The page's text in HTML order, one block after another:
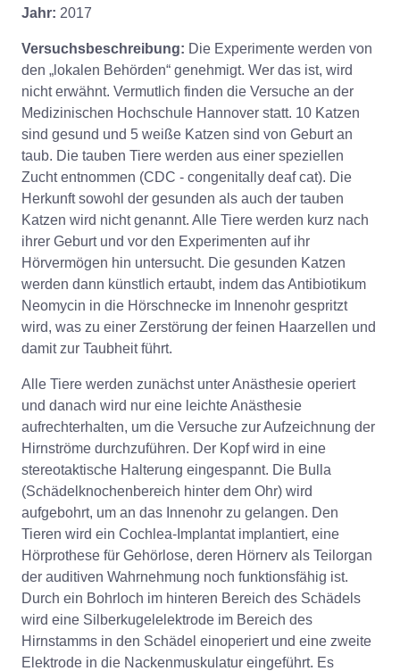
Jahr: 2017
Versuchsbeschreibung: Die Experimente werden von
den „lokalen Behörden“ genehmigt. Wer das ist, wird
nicht erwähnt. Vermutlich finden die Versuche an der
Medizinischen Hochschule Hannover statt. 10 Katzen
sind gesund und 5 weiße Katzen sind von Geburt an
taub. Die tauben Tiere werden aus einer speziellen
Zucht entnommen (CDC - congenitally deaf cat). Die
Herkunft sowohl der gesunden als auch der tauben
Katzen wird nicht genannt. Alle Tiere werden kurz nach
ihrer Geburt und vor den Experimenten auf ihr
Hörvermögen hin untersucht. Die gesunden Katzen
werden dann künstlich ertaubt, indem das Antibiotikum
Neomycin in die Hörschnecke im Innenohr gespritzt
wird, was zu einer Zerstörung der feinen Haarzellen und
damit zur Taubheit führt.
Alle Tiere werden zunächst unter Anästhesie operiert
und danach wird nur eine leichte Anästhesie
aufrechterhalten, um die Versuche zur Aufzeichnung der
Hirnströme durchzuführen. Der Kopf wird in eine
stereotaktische Halterung eingespannt. Die Bulla
(Schädelknochenbereich hinter dem Ohr) wird
aufgebohrt, um an das Innenohr zu gelangen. Den
Tieren wird ein Cochlea-Implantat implantiert, eine
Hörprothese für Gehörlose, deren Hörnerv als Teilorgan
der auditiven Wahrnehmung noch funktionsfähig ist.
Durch ein Bohrloch im hinteren Bereich des Schädels
wird eine Silberkugelelektrode im Bereich des
Hirnstamms in den Schädel einoperiert und eine zweite
Elektrode in die Nackenmuskulatur eingeführt. Es